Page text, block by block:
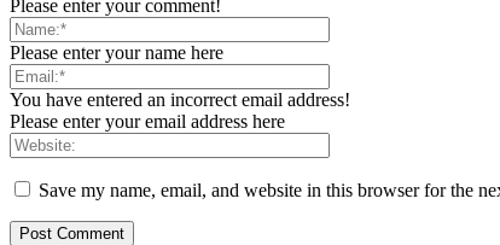
Please enter your comment!
Please enter your name here
You have entered an incorrect email address!
Please enter your email address here
Save my name, email, and website in this browser for the